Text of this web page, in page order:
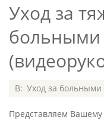
Уход за
больными
2020-
В: Уход за больными
Представляем